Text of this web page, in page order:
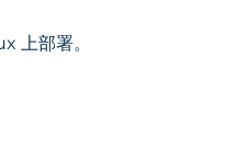
上部署。